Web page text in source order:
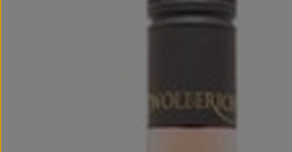
Obst & Gemüse
Vorratskammer